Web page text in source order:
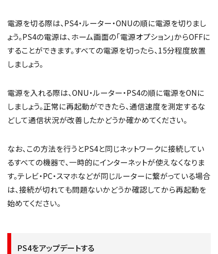
電源を切る際は、PS4・ルーター・ONUの順に電源を切りまし
ょう。PS4の電源は、ホーム画面の「電源オプション」からOFFに
することができます。すべての電源を切ったら、15分程度放置
しましょう。
電源を入れる際は、ONU・ルーター・PS4の順に電源をONに
しましょう。正常に再起動ができたら、通信速度を測定するな
どして通信状況が改善したかどうか確かめてください。
なお、この方法を行うとPS4と同じネットワークに接続してい
るすべての機器で、一時的にインターネットが使えなくなりま
す。テレビ・PC・スマホなどが同じルーターに繋がっている場合
は、接続が切れても問題ないかどうか確認してから再起動を
始めてください。
PS4をアップデートする